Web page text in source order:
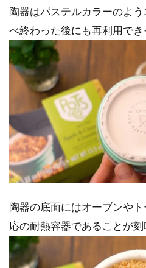
陶器はパステルカラーのよ
べ終わった後にも再利用でき
陶器の底面にはオーブンや
応の耐熱容器であることが刻